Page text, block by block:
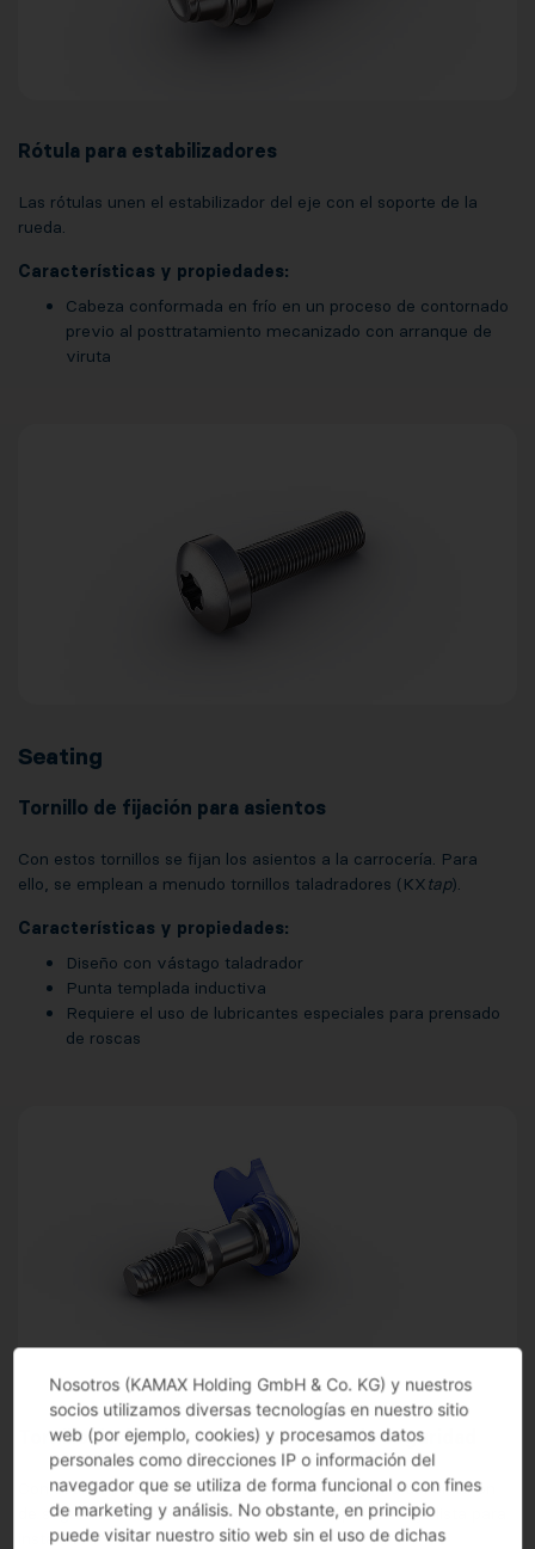
Rótula para estabilizadores
Las rótulas unen el estabilizador del eje con el soporte de la
rueda.
Características y propiedades:
Cabeza conformada en frío en un proceso de contornado
previo al posttratamiento mecanizado con arranque de
viruta
Seating
Tornillo de fijación para asientos
Con estos tornillos se fijan los asientos a la carrocería. Para
ello, se emplean a menudo tornillos taladradores (KXtap).
Características y propiedades:
Diseño con vástago taladrador
Punta templada inductiva
Requiere el uso de lubricantes especiales para prensado
de roscas
Tornillo de fijación para cinturones de seguridad
Con este tornillo se fija a la carrocería la lengüeta del cinturón
de seguridad. Se trata de una solución de premontaje lista para
instalar.
Nosotros (KAMAX Holding GmbH & Co. KG) y nuestros
socios utilizamos diversas tecnologías en nuestro sitio
web (por ejemplo, cookies) y procesamos datos
personales como direcciones IP o información del
navegador que se utiliza de forma funcional o con fines
de marketing y análisis. No obstante, en principio
puede visitar nuestro sitio web sin el uso de dichas